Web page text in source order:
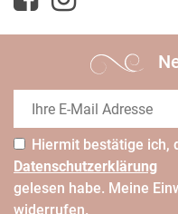
Hiermit bestätige ich,
Daten­schutz­erklärung
gelesen habe. Meine
widerrufen.